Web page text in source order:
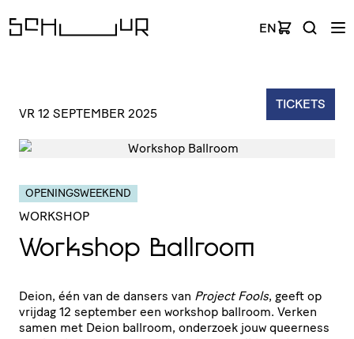
EN
TICKETS
VR 12 SEPTEMBER 2025
OPENINGSWEEKEND
WORKSHOP
Workshop Ballroom
Deion, één van de dansers van Project Fools, geeft op
vrijdag 12 september een workshop ballroom. Verken
samen met Deion ballroom, onderzoek jouw queerness